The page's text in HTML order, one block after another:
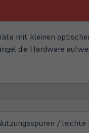
mit kleinen
die Hardware
/